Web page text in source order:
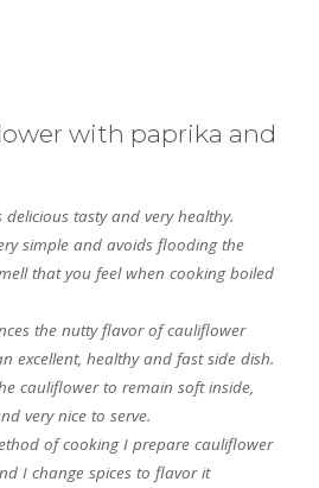
with paprika and
tasty and very healthy.
simple and avoids flooding the
that you feel when cooking boiled
the nutty flavor of cauliflower
excellent, healthy and fast side dish.
cauliflower to remain soft inside,
very nice to serve.
of cooking I prepare cauliflower
I change spices to flavor it